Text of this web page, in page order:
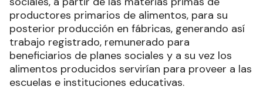
productores primarios de alimentos, para su
posterior producción en fábricas, generando así
trabajo registrado, remunerado para
beneficiarios de planes sociales y a su vez los
alimentos producidos servirían para proveer a las
escuelas e instituciones educativas.